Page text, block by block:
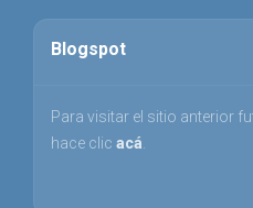
Blogspot
Para visitar el sitio anterior
hace clic acá